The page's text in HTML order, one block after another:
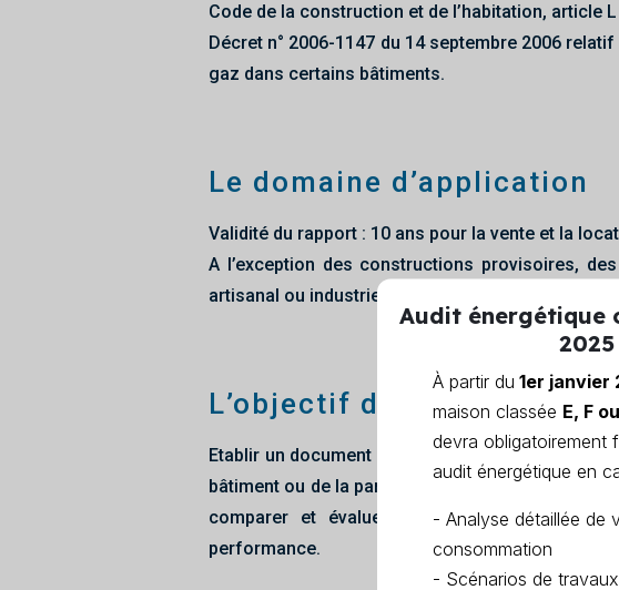
Audit énergétique
2025
À partir du 1er janvier
maison classée E, F
devra obligatoirement
audit énergétique en
- Analyse détaillée de
consommation
- Scénarios de
Code de la construction et de l’habitation, article
Décret n° 2006-1147 du 14 septembre 2006
gaz dans certains bâtiments.
Le domaine d’application
Validité du rapport : 10 ans pour la vente et la
A l’exception des constructions provisoires,
artisanal ou industriel, de lieu de culte et les
L’objectif de la mission
Etablir un document qui comprend la quantité
bâtiment ou de la partie de bâtiment et une
comparer et évaluer sa performance
performance.